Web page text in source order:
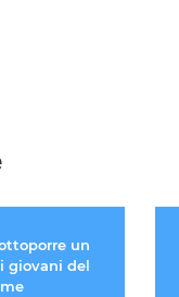
un
giovani del